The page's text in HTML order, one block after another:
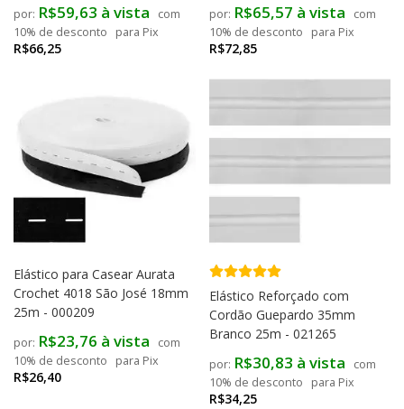
R$66,25
R$59,63 à vista
com
10% de desconto
para Pix
R$72,85
R$65,57 à vista
com
10% de desconto
para Pix
Elástico para Casear Aurata
Crochet 4018 São José 18mm
25m - 000209
R$26,40
R$23,76 à vista
com
10% de desconto
para Pix
Elástico Reforçado com
Cordão Guepardo 35mm
Branco 25m - 021265
R$34,25
R$30,83 à vista
com
10% de desconto
para Pix